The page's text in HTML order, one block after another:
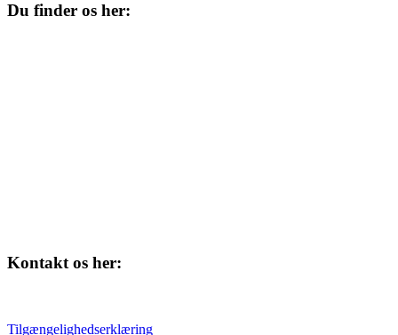
Du finder os her:
Kontakt os her:
Tilgængelighedserklæring